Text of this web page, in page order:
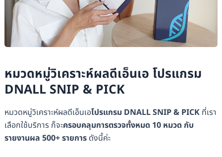
หมวดหมู่วิเคราะห์ผลดีเอ็นเอ โปรแกรม
DNALL SNIP & PICK
หมวดหมู่วิเคราะห์ผลดีเอ็นเอโปรแกรม DNALL SNIP & PICKที่เรา
เลือกใช้บริการ ก็จะครอบคลุมการตรวจทั้งหมด 10 หมวด กับ
รายงานผล 500+ รายการดังนี้ค่ะ